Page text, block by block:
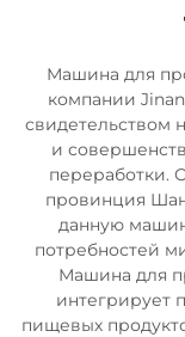
Машина для
компании
свидетельством
и
переработки.
провинция
данную
потребностей
Машина для
интегрирует
пищевых